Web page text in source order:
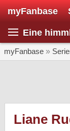
myFanbase
Eine
myFanbase »
Liane